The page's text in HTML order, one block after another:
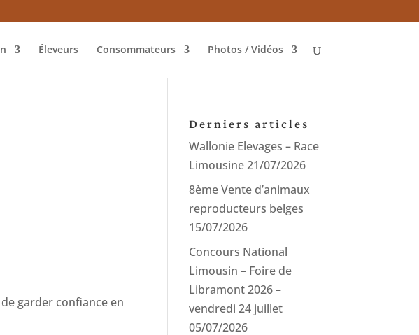
Éleveurs Consommateurs Photos / Vidéos
garder confiance en
Derniers articles
Wallonie Elevages – Race
Limousine21/07/2026
8ème Vente d’animaux
reproducteurs belges
15/07/2026
Concours National
Limousin – Foire de
Libramont 2026 –
vendredi 24 juillet
05/07/2026